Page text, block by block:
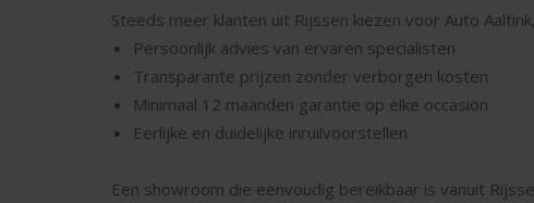
Steeds meer klanten uit Rijssen kiezen voor Auto
Persoonlijk advies van ervaren specialisten
Transparante prijzen zonder verborgen kosten
Minimaal 12 maanden garantie op elke occasion
Eerlijke en duidelijke inruilvoorstellen
Een showroom die eenvoudig bereikbaar is vanuit